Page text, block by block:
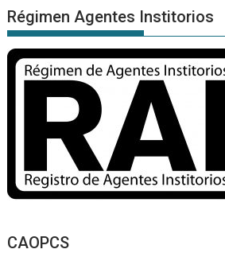
Régimen Agentes Institorios
CAOPCS